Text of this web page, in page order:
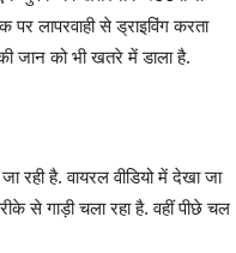
लापरवाही से ड्राइविंग करता
जान को भी खतरे में डाला है.
है. वायरल वीडियो में देखा जा
से गाड़ी चला रहा है. वहीं पीछे चल